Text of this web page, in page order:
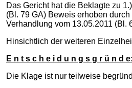
Das Gericht hat die Beklagte zu
(Bl. 79 GA) Beweis erhoben
Verhandlung vom 13.05.2011 (Bl.
Hinsichtlich der weiteren
E n t s c h e i d u n g s g r ü n d e:
Die Klage ist nur teilweise